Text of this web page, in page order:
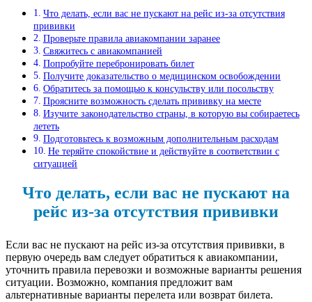
Что делать, если вас не пускают на рейс из-за отсутствия
прививки
Проверьте правила авиакомпании заранее
Свяжитесь с авиакомпанией
Попробуйте перебронировать билет
Получите доказательство о медицинском освобождении
Обратитесь за помощью к консульству или посольству
Проясните возможность сделать прививку на месте
Изучите законодательство страны, в которую вы собираетесь
лететь
Подготовьтесь к возможным дополнительным расходам
Не теряйте спокойствие и действуйте в соответствии с
ситуацией
Что делать, если вас не пускают на
рейс из-за отсутствия прививки
Если вас не пускают на рейс из-за отсутствия прививки, в
первую очередь вам следует обратиться к авиакомпании,
уточнить правила перевозки и возможные варианты решения
ситуации. Возможно, компания предложит вам
альтернативные варианты перелета или возврат билета.